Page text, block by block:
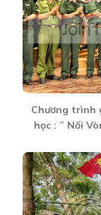
Chương trình
học : ” Nối